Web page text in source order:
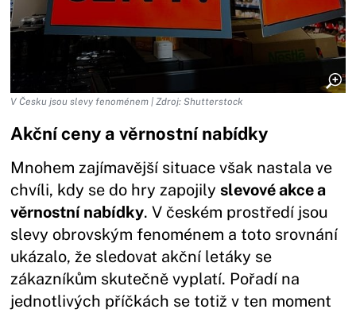
V Česku jsou slevy fenoménem | Zdroj: Shutterstock
Akční ceny a věrnostní nabídky
Mnohem zajímavější situace však nastala ve
chvíli, kdy se do hry zapojilyslevové akce a
věrnostní nabídky. V českém prostředí jsou
slevy obrovským fenoménem a toto srovnání
ukázalo, že sledovat akční letáky se
zákazníkům skutečně vyplatí. Pořadí na
jednotlivých příčkách se totiž v ten moment